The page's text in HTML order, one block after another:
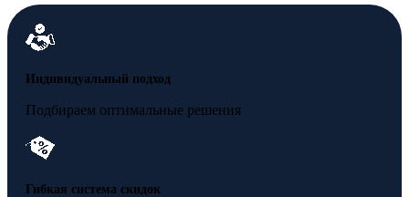
Индивидуальный подход
Подбираем оптимальные решения
Гибкая система скидок